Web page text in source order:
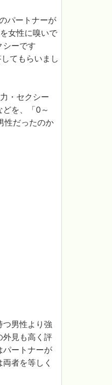
パートナーが
女性に嗅いで
シーです
てもらいまし
・セクシー
を、「0～
性だったのか
男性より強
外見も高く評
パートナーが
者を等しく